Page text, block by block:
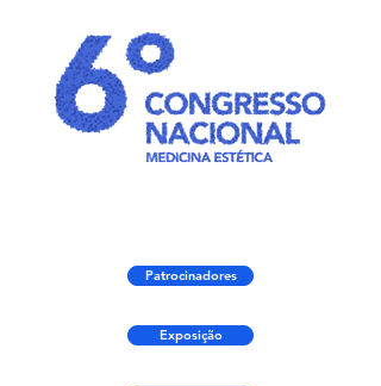
Patrocinadores
Exposição